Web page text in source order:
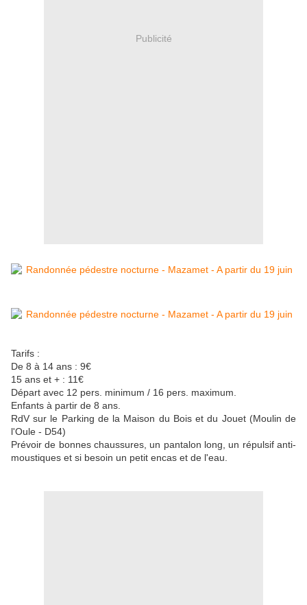
Publicité
Tarifs :
De 8 à 14 ans : 9€
15 ans et + : 11€
Départ avec 12 pers. minimum / 16 pers. maximum.
Enfants à partir de 8 ans.
RdV sur le Parking de la Maison du Bois et du Jouet (Moulin de
l'Oule - D54)
Prévoir de bonnes chaussures, un pantalon long, un répulsif anti-
moustiques et si besoin un petit encas et de l'eau.